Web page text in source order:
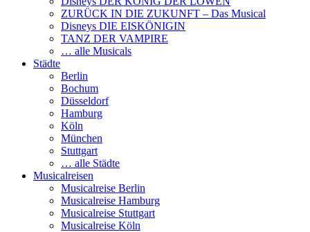
ZURÜCK IN DIE ZUKUNFT – Das Musical
Disneys DIE EISKÖNIGIN
TANZ DER VAMPIRE
… alle Musicals
Städte
Berlin
Bochum
Düsseldorf
Hamburg
Köln
München
Stuttgart
… alle Städte
Musicalreisen
Musicalreise Berlin
Musicalreise Hamburg
Musicalreise Stuttgart
Musicalreise Köln